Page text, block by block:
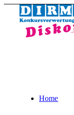
Home